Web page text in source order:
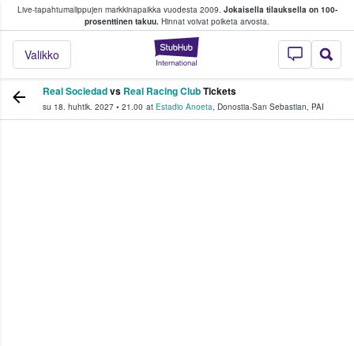
Live-tapahtumalippujen markkinapaikka vuodesta 2009. Jokaisella tilauksella on 100-
prosenttinen takuu. Hinnat voivat poiketa arvosta.
StubHub -
Valikko
fanit ostavat ja myyvät lippuja
Real Sociedadvs Real Racing ClubTickets
su 18. huhtik. 2027 • 21.00 at Estadio Anoeta, Donostia-San Sebastian, PAI